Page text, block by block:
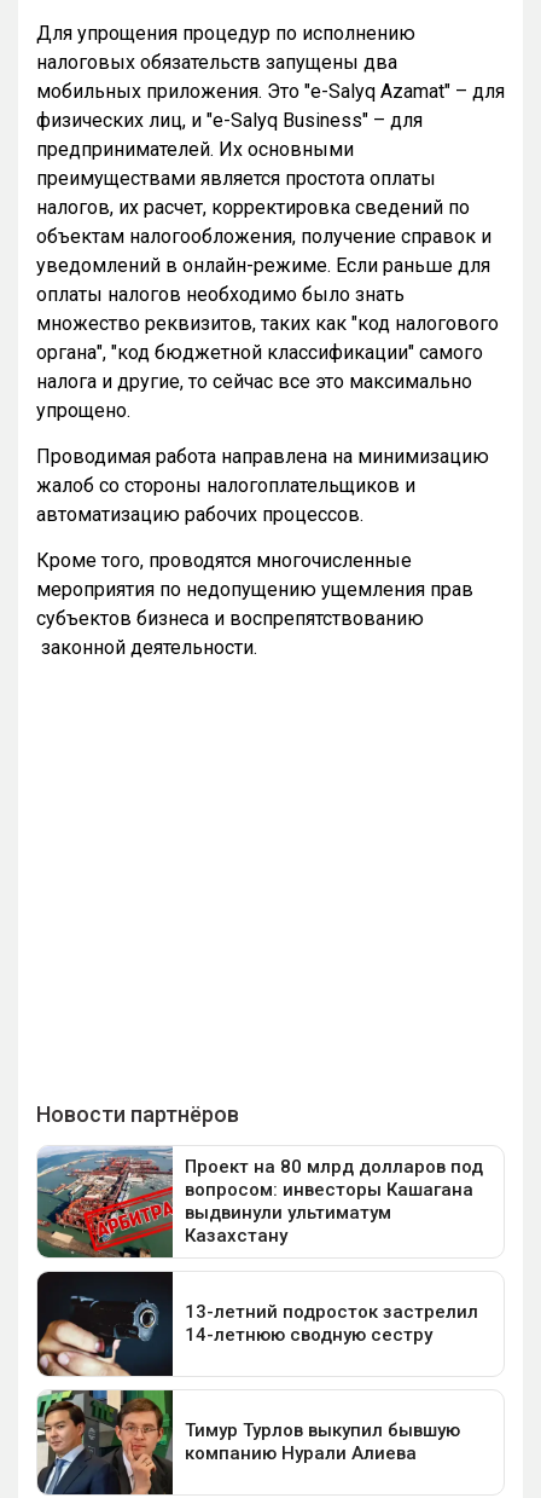
Для упрощения процедур по исполнению
налоговых обязательств запущены два
мобильных приложения. Это "е-Salyq Azamat" – для
физических лиц, и "e-Salyq Business" – для
предпринимателей. Их основными
преимуществами является простота оплаты
налогов, их расчет, корректировка сведений по
объектам налогообложения, получение справок и
уведомлений в онлайн-режиме. Если раньше для
оплаты налогов необходимо было знать
множество реквизитов, таких как "код налогового
органа", "код бюджетной классификации" самого
налога и другие, то сейчас все это максимально
упрощено.
Проводимая работа направлена на минимизацию
жалоб со стороны налогоплательщиков и
автоматизацию рабочих процессов.
Кроме того, проводятся многочисленные
мероприятия по недопущению ущемления прав
субъектов бизнеса и воспрепятствованию
законной деятельности.